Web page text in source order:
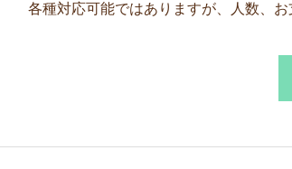
各種対応可能ではありますが、人数、